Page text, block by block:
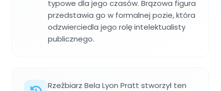
typowe dla jego czasów. Brązowa figura
przedstawia go w formalnej pozie, która
odzwierciedla jego rolę intelektualisty
publicznego.
Rzeźbiarz Bela Lyon Pratt stworzył ten